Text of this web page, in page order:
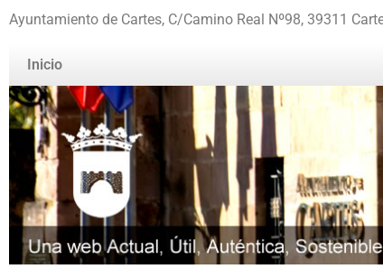
Ayuntamiento de Cartes, C/Camino Real Nº98, 39311
Inicio